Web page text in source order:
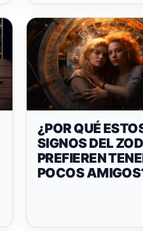
¿POR QUÉ
SIGNOS DEL
PREFIEREN
POCOS